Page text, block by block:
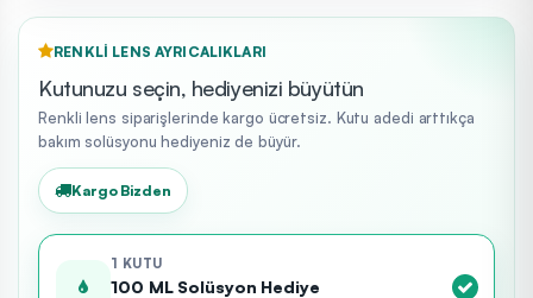
RENKLI LENS AYRICALIKLARI
Kutunuzu seçin, hediyenizi büyütün
Renkli lens siparişlerinde kargo ücretsiz. Kutu adedi arttıkça
bakım solüsyonu hediyeniz de büyür.
Kargo Bizden
1 KUTU
100 ML Solüsyon Hediye